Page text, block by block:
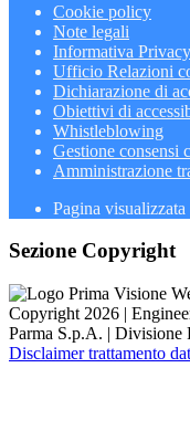
Cookie policy
Note legali
Informativa Privacy
Ufficio Relazioni
Dichiarazione di
Obiettivi di
Whistleblowing
Gestione consensi
Amministrazione
Pagina visualizzata
Sezione Copyright
Copyright 2026 |
Parma S.p.A. |
Disclaimer trattamento